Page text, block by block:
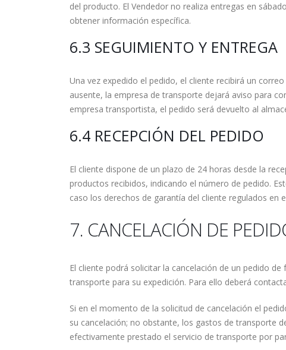
del producto. El Vendedor no realiza entregas en
obtener información específica.
6.3 SEGUIMIENTO Y ENTREGA
Una vez expedido el pedido, el cliente recibirá un
ausente, la empresa de transporte dejará aviso para
empresa transportista, el pedido será devuelto al
6.4 RECEPCIÓN DEL PEDIDO
El cliente dispone de un plazo de 24 horas desde la
productos recibidos, indicando el número de pedido.
caso los derechos de garantía del cliente regulados en
7. CANCELACIÓN DE
El cliente podrá solicitar la cancelación de un pedido
transporte para su expedición. Para ello deberá
Si en el momento de la solicitud de cancelación el
su cancelación; no obstante, los gastos de transporte
efectivamente prestado el servicio de transporte por